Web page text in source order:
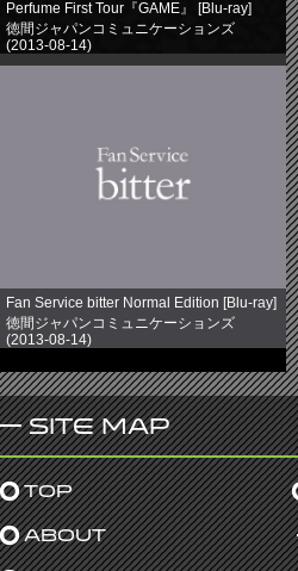
Perfume First Tour『GAME』 [Blu-ray]
徳間ジャパンコミュニケーションズ
(2013-08-14)
売り上げランキング: 758
Fan Service bitter Normal Edition [Blu-ray]
徳間ジャパンコミュニケーションズ
(2013-08-14)
Site Map
Top
About